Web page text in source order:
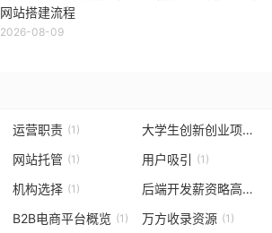
网站搭建流程
2026-08-09
(1)
运营职责 (1) 大学生创新创业项目
网站托管 (1) 用户吸引 (1)
机构选择 (1)
后端开发薪资略高于前端开发
B2B电商平台概览 (1) 万方收录资源 (1)